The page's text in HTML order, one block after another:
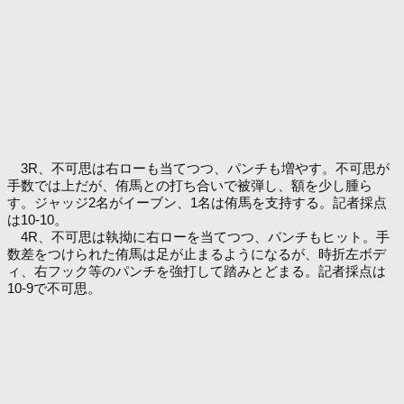
3R、不可思は右ローも当てつつ、パンチも増やす。不可思が
手数では上だが、侑馬との打ち合いで被弾し、額を少し腫ら
す。ジャッジ2名がイーブン、1名は侑馬を支持する。記者採点
は10-10。
4R、不可思は執拗に右ローを当てつつ、パンチもヒット。手
数差をつけられた侑馬は足が止まるようになるが、時折左ボデ
ィ、右フック等のパンチを強打して踏みとどまる。記者採点は
10-9で不可思。